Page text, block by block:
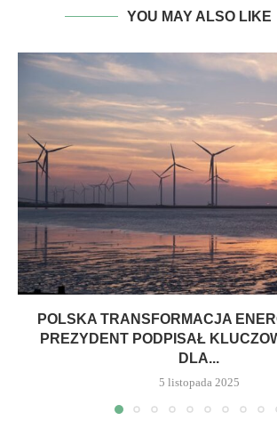
YOU MAY ALSO LIKE
POLSKA TRANSFORMACJA
PREZYDENT PODPISAŁ
DLA...
5 listopada 2025